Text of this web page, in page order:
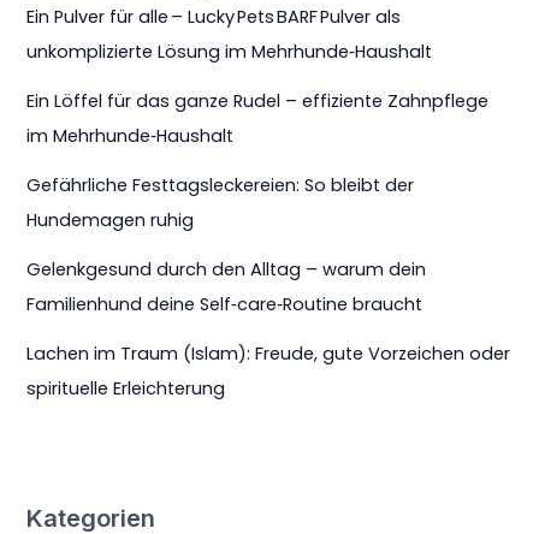
Ein Pulver für alle – Lucky Pets BARF Pulver als
unkomplizierte Lösung im Mehrhunde‑Haushalt
Ein Löffel für das ganze Rudel – effiziente Zahnpflege
im Mehrhunde‑Haushalt
Gefährliche Festtagsleckereien: So bleibt der
Hundemagen ruhig
Gelenkgesund durch den Alltag – warum dein
Familienhund deine Self‑care‑Routine braucht
Lachen im Traum (Islam): Freude, gute Vorzeichen oder
spirituelle Erleichterung
Kategorien